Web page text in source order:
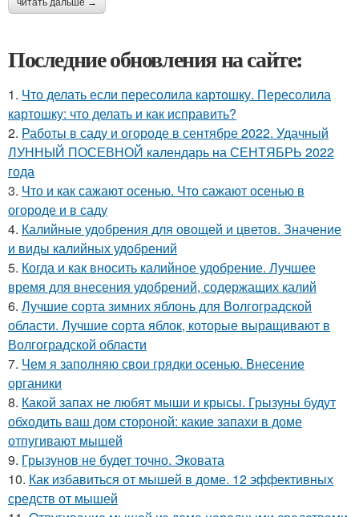
Последние обновления на сайте:
1. Что делать если пересолила картошку. Пересолила
картошку: что делать и как исправить?
2. Работы в саду и огороде в сентябре 2022. Удачный
ЛУННЫЙ ПОСЕВНОЙ календарь на СЕНТЯБРЬ 2022
года
3. Что и как сажают осенью. Что сажают осенью в
огороде и в саду
4. Калийные удобрения для овощей и цветов. Значение
и виды калийных удобрений
5. Когда и как вносить калийное удобрение. Лучшее
время для внесения удобрений, содержащих калий
6. Лучшие сорта зимних яблонь для Волгоградской
области. Лучшие сорта яблок, которые выращивают в
Волгоградской области
7. Чем я заполняю свои грядки осенью. Внесение
органики
8. Какой запах не любят мыши и крысы. Грызуны будут
обходить ваш дом стороной: какие запахи в доме
отпугивают мышей
9. Грызунов не будет точно. Эковата
10. Как избавиться от мышей в доме. 12 эффективных
средств от мышей